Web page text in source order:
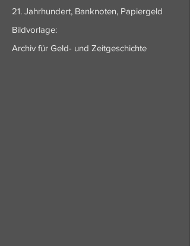
21. Jahrhundert, Banknoten, Papiergeld
Bildvorlage:
Archiv für Geld- und Zeitgeschichte